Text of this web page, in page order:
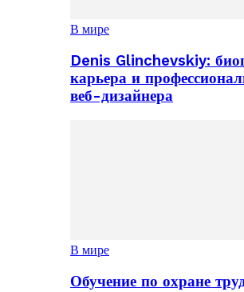
В мире
Denis Glinchevskiy:
карьера и
веб-дизайнера
В мире
Обучение по охране